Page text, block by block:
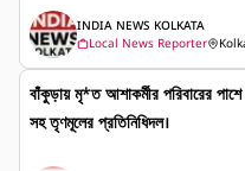
যোগাযোগ ব্যবস্থা বিচ্ছিন্ন
INDIA NEWS KOLKATA
Local News Reporter
বাঁকুড়ায় মৃ*ত আশাকর্মীর পরিবারের
সহ তৃণমূলের প্রতিনিধিদল।